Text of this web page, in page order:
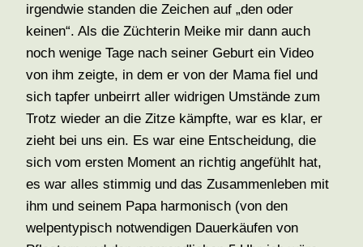
irgendwie standen die Zeichen auf „den oder
keinen“. Als die Züchterin Meike mir dann auch
noch wenige Tage nach seiner Geburt ein Video
von ihm zeigte, in dem er von der Mama fiel und
sich tapfer unbeirrt aller widrigen Umstände zum
Trotz wieder an die Zitze kämpfte, war es klar, er
zieht bei uns ein. Es war eine Entscheidung, die
sich vom ersten Moment an richtig angefühlt hat,
es war alles stimmig und das Zusammenleben mit
ihm und seinem Papa harmonisch (von den
welpentypisch notwendigen Dauerkäufen von